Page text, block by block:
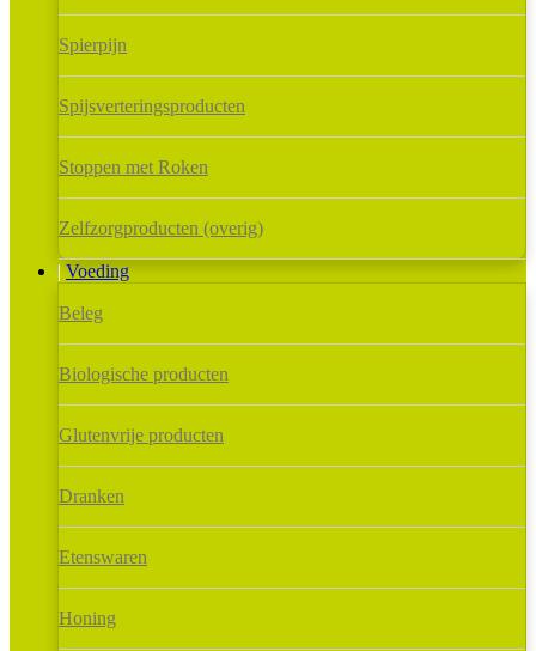
Spierpijn
Spijsverteringsproducten
Stoppen met Roken
Zelfzorgproducten (overig)
Voeding
Beleg
Biologische producten
Glutenvrije producten
Dranken
Etenswaren
Honing